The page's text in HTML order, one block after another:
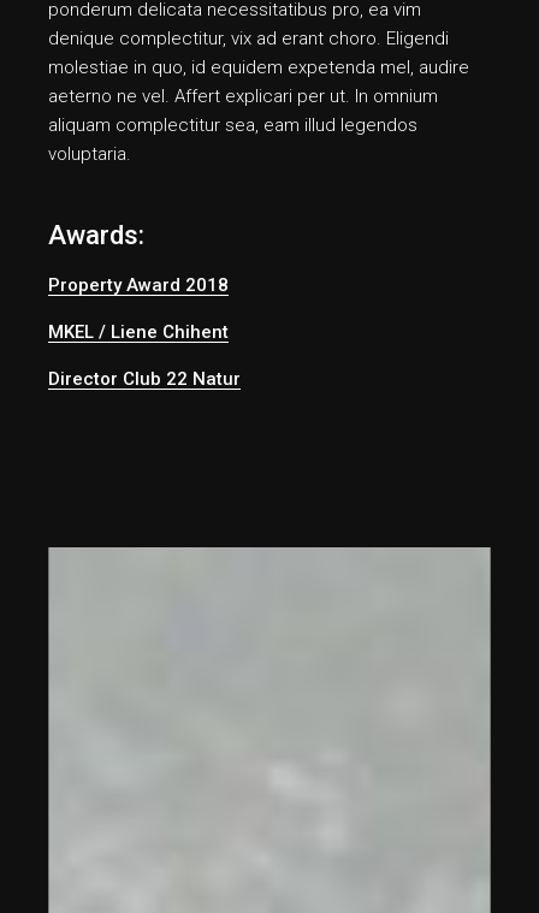
ponderum delicata necessitatibus pro, ea vim
denique complectitur, vix ad erant choro. Eligendi
molestiae in quo, id equidem expetenda mel, audire
aeterno ne vel. Affert explicari per ut. In omnium
aliquam complectitur sea, eam illud legendos
voluptaria.
Awards:
Property Award 2018
MKEL / Liene Chihent
Director Club 22 Natur